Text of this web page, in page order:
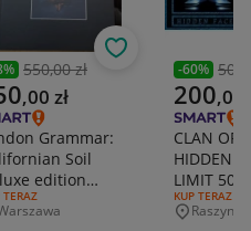
cena
% 550,00 zł
cena
,00 zł
Grammar:
Soil
edition
Book 2 LP +
OFERTY:
TERAZ
Obserwuj
-60%
Aktualna
200,00
CLAN OF
HIDDEN
LIMIT 500
FOLIA
RODZAJ
KUP TERAZ
Raszyn